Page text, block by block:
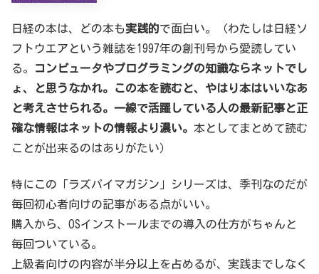
日経の本は、どの本も実践的で面白い。（わたしは日経ソ
フトウエアという雑誌を1997年の創刊号から愛読してい
る。
コンピュータやプログラミングの知識ならネットでし
ょ、と思うなかれ。この本を読むと、やはり本はいいなあ
と考えさせられる。一線で活躍している人の最新記事と正
確な情報はネットの情報より濃い。 本としてまとめて読む
ことが出来るのはありがたい）
特にこの「ラズパイマガジン」シリーズは、季刊なのだが
毎回初心者向けの記事がある点がいい。
購入から、OSインストールまでの導入の仕方がちゃんと
毎回ついている。
上級者向けの内容が半分以上を占めるが、実践までしなく